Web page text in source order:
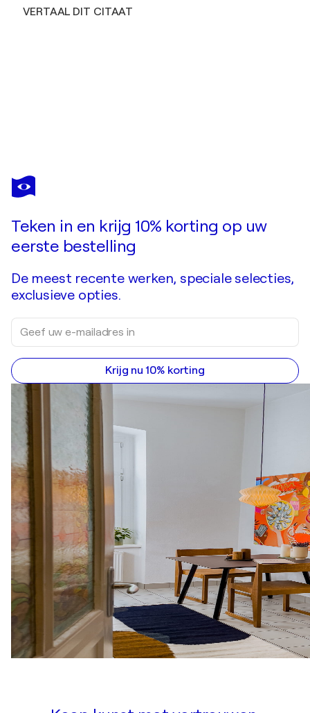
VERTAAL DIT CITAAT
PHILIPPE
PERENNOU
Kunstwerk in opdracht aanvragen
Teken in en krijg 10% korting op uw
eerste bestelling
De meest recente werken, speciale selecties,
exclusieve opties.
Krijg nu 10% korting